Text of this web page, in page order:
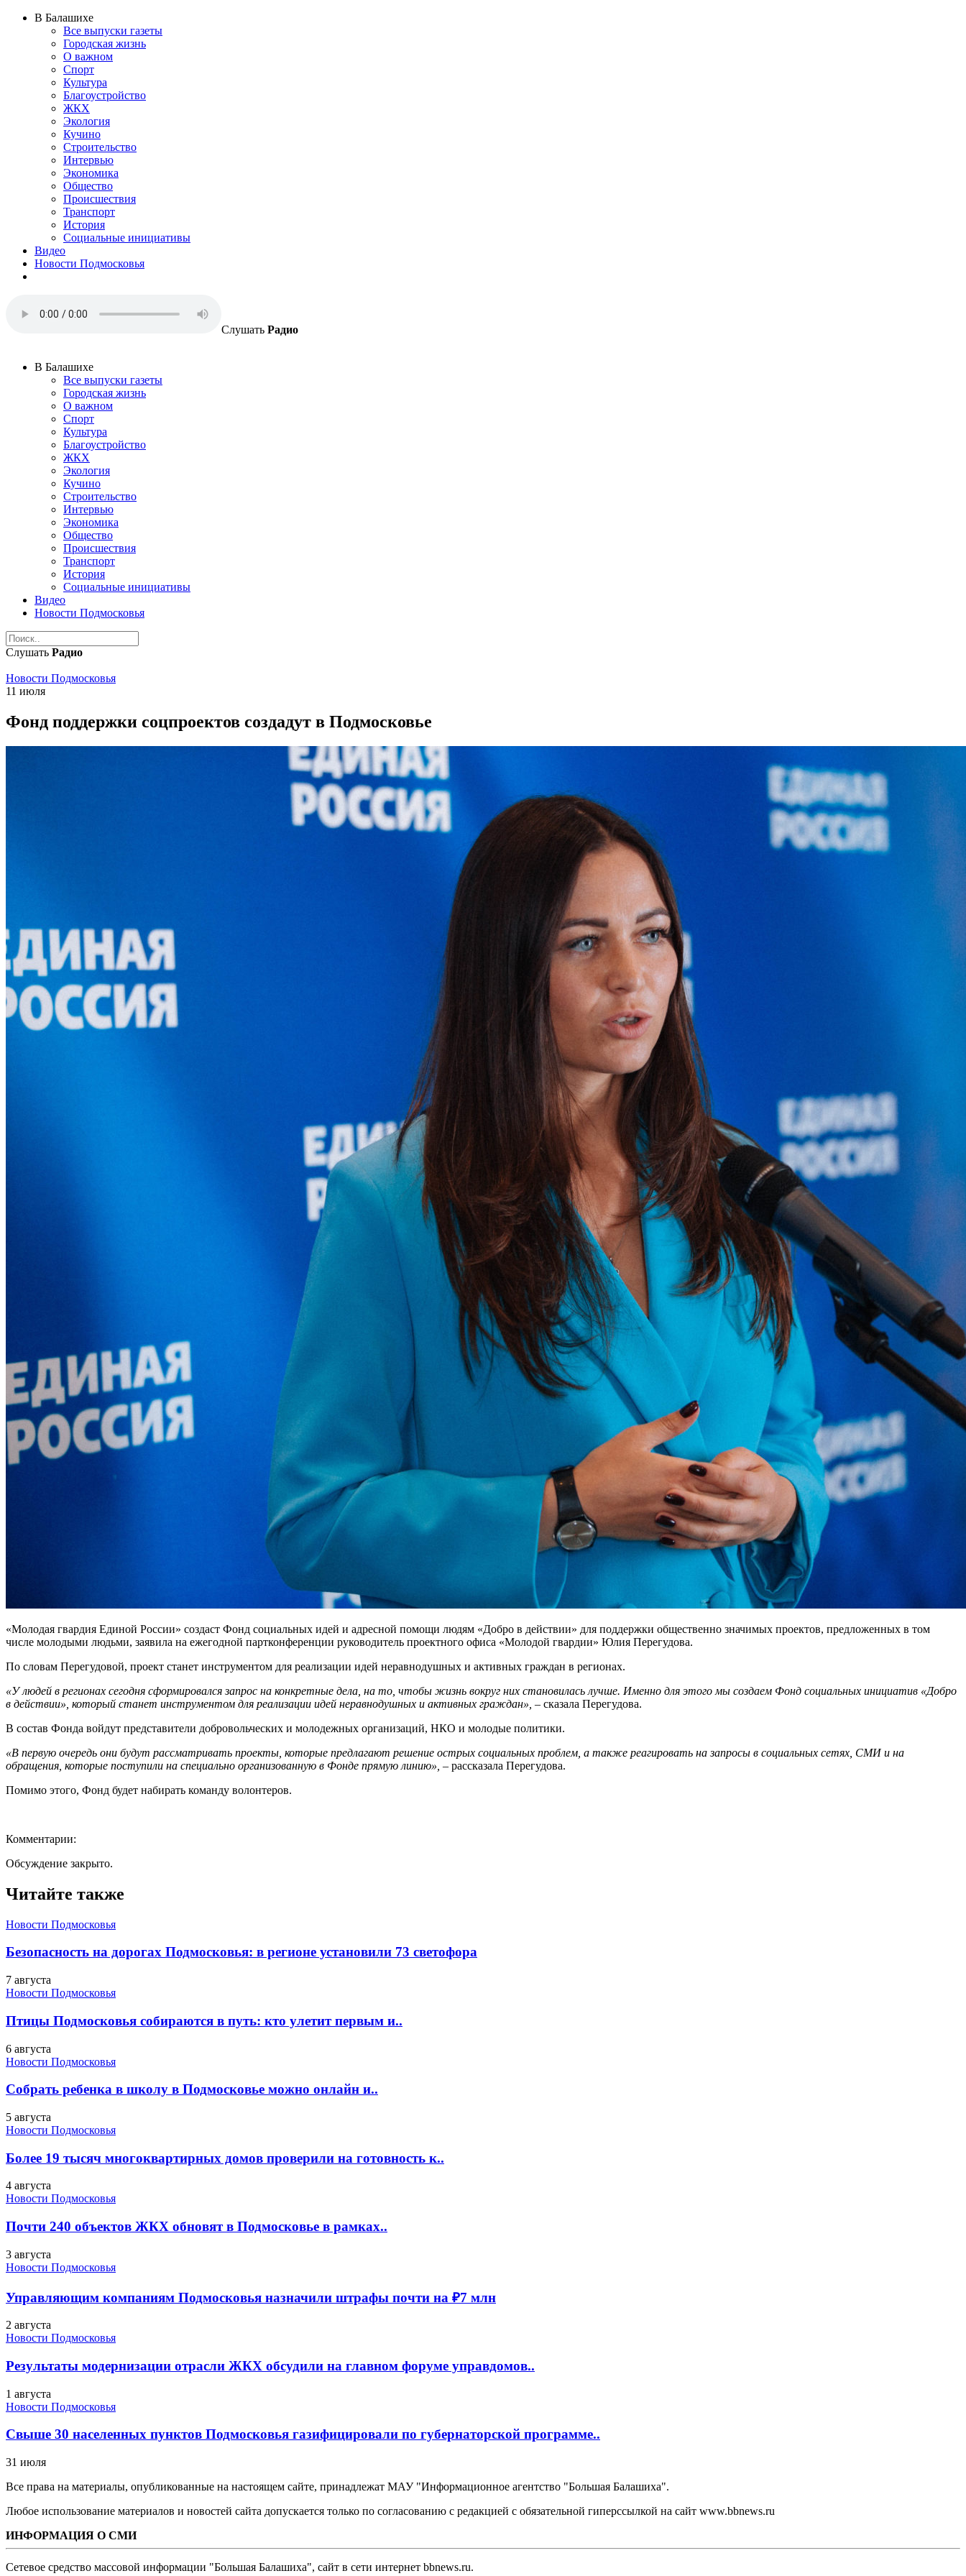
В Балашихе
Все выпуски газеты
Городская жизнь
О важном
Спорт
Культура
Благоустройство
ЖКХ
Экология
Кучино
Строительство
Интервью
Экономика
Общество
Происшествия
Транспорт
История
Социальные инициативы
Видео
Новости Подмосковья
Слушать Радио
В Балашихе
Все выпуски газеты
Городская жизнь
О важном
Спорт
Культура
Благоустройство
ЖКХ
Экология
Кучино
Строительство
Интервью
Экономика
Общество
Происшествия
Транспорт
История
Социальные инициативы
Видео
Новости Подмосковья
Слушать Радио
Новости Подмосковья
11 июля
Фонд поддержки соцпроектов создадут в Подмосковье
«Молодая гвардия Единой России» создаст Фонд социальных идей и адресной помощи людям «Добро в действии» для поддержки общественно значимых проектов, предложенных в том
числе молодыми людьми, заявила на ежегодной партконференции руководитель проектного офиса «Молодой гвардии» Юлия Перегудова.
По словам Перегудовой, проект станет инструментом для реализации идей неравнодушных и активных граждан в регионах.
«У людей в регионах сегодня сформировался запрос на конкретные дела, на то, чтобы жизнь вокруг них становилась лучше. Именно для этого мы создаем Фонд социальных инициатив «Добро
в действии», который станет инструментом для реализации идей неравнодушных и активных граждан», – сказала Перегудова.
В состав Фонда войдут представители добровольческих и молодежных организаций, НКО и молодые политики.
«В первую очередь они будут рассматривать проекты, которые предлагают решение острых социальных проблем, а также реагировать на запросы в социальных сетях, СМИ и на
обращения, которые поступили на специально организованную в Фонде прямую линию», – рассказала Перегудова.
Помимо этого, Фонд будет набирать команду волонтеров.
Комментарии:
Обсуждение закрыто.
Читайте также
Новости Подмосковья
Безопасность на дорогах Подмосковья: в регионе установили 73 светофора
7 августа
Новости Подмосковья
Птицы Подмосковья собираются в путь: кто улетит первым и..
6 августа
Новости Подмосковья
Собрать ребенка в школу в Подмосковье можно онлайн и..
5 августа
Новости Подмосковья
Более 19 тысяч многоквартирных домов проверили на готовность к..
4 августа
Новости Подмосковья
Почти 240 объектов ЖКХ обновят в Подмосковье в рамках..
3 августа
Новости Подмосковья
Управляющим компаниям Подмосковья назначили штрафы почти на ₽7 млн
2 августа
Новости Подмосковья
Результаты модернизации отрасли ЖКХ обсудили на главном форуме управдомов..
1 августа
Новости Подмосковья
Свыше 30 населенных пунктов Подмосковья газифицировали по губернаторской программе..
31 июля
Все права на материалы, опубликованные на настоящем сайте, принадлежат МАУ "Информационное агентство "Большая Балашиха".
Любое использование материалов и новостей сайта допускается только по согласованию с редакцией с обязательной гиперссылкой на сайт www.bbnews.ru
ИНФОРМАЦИЯ О СМИ
Сетевое средство массовой информации "Большая Балашиха", сайт в сети интернет bbnews.ru.